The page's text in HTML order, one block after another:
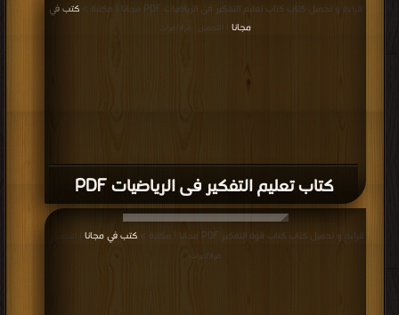
كتاب تعليم التفكير فى الرياضيات PDF
قراءة و تحميل كتاب كتاب تعليم التفكير فى الرياضيات PDF مجانا | مكتبة >
كتب في
مجانا | التحميل : مرة/مرات
قراءة و تحميل كتاب كتاب قوة التفكير PDF مجانا | مكتبة > كتب في مجانا | التحميل :
مرة/مرات